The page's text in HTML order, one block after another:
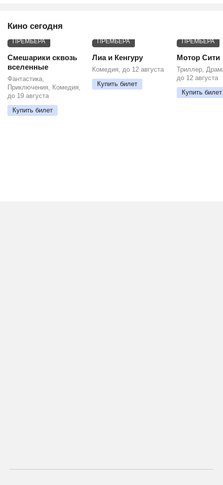
Кино сегодня
ПРЕМЬЕРА
Смешарики сквозь
вселенные
Фантастика,
Приключения, Комедия,
до 19 августа
Купить билет
ПРЕМЬЕРА
Лиа и Кенгуру
Комедия, до 12 августа
Купить билет
ПРЕМЬЕРА
Мотор Сити
Триллер,
до 12 августа
Купить билет